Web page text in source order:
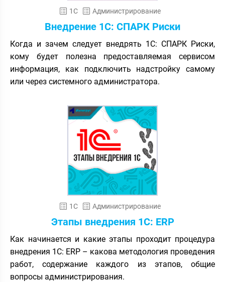
1С Администрирование
Внедрение 1С: СПАРК Риски
Когда и зачем следует внедрять 1С: СПАРК Риски,
кому будет полезна предоставляемая сервисом
информация, как подключить надстройку самому
или через системного администратора.
1С Администрирование
Этапы внедрения 1C: ERP
Как начинается и какие этапы проходит процедура
внедрения 1С: ERP – какова методология проведения
работ, содержание каждого из этапов, общие
вопросы администрирования.